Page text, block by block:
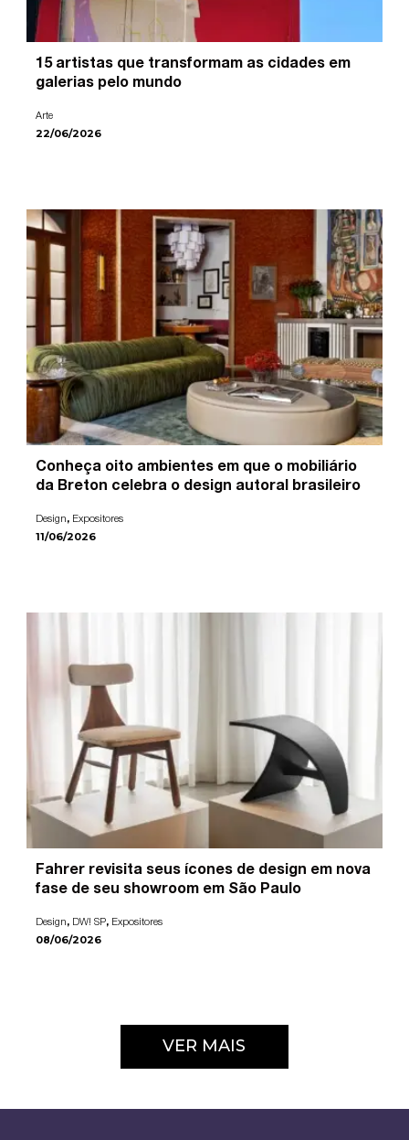
15 artistas que transformam as cidades em
galerias pelo mundo
Arte
22/06/2026
Conheça oito ambientes em que o mobiliário
da Breton celebra o design autoral brasileiro
Design, Expositores
11/06/2026
Fahrer revisita seus ícones de design em nova
fase de seu showroom em São Paulo
Design, DW! SP, Expositores
08/06/2026
VER MAIS